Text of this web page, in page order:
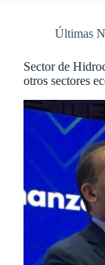
Últimas
Sector de
otros sectores